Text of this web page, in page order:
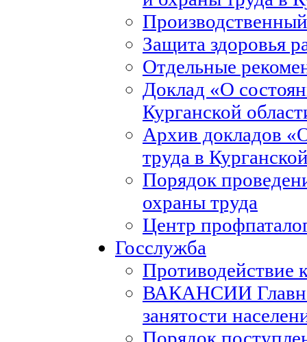
Защита здоровья
Отдельные
Доклад «О
Курганской
Архив докладов
труда в
Порядок
охраны труда
Центр
Госслужба
Противодействие
ВАКАНСИИ
занятости